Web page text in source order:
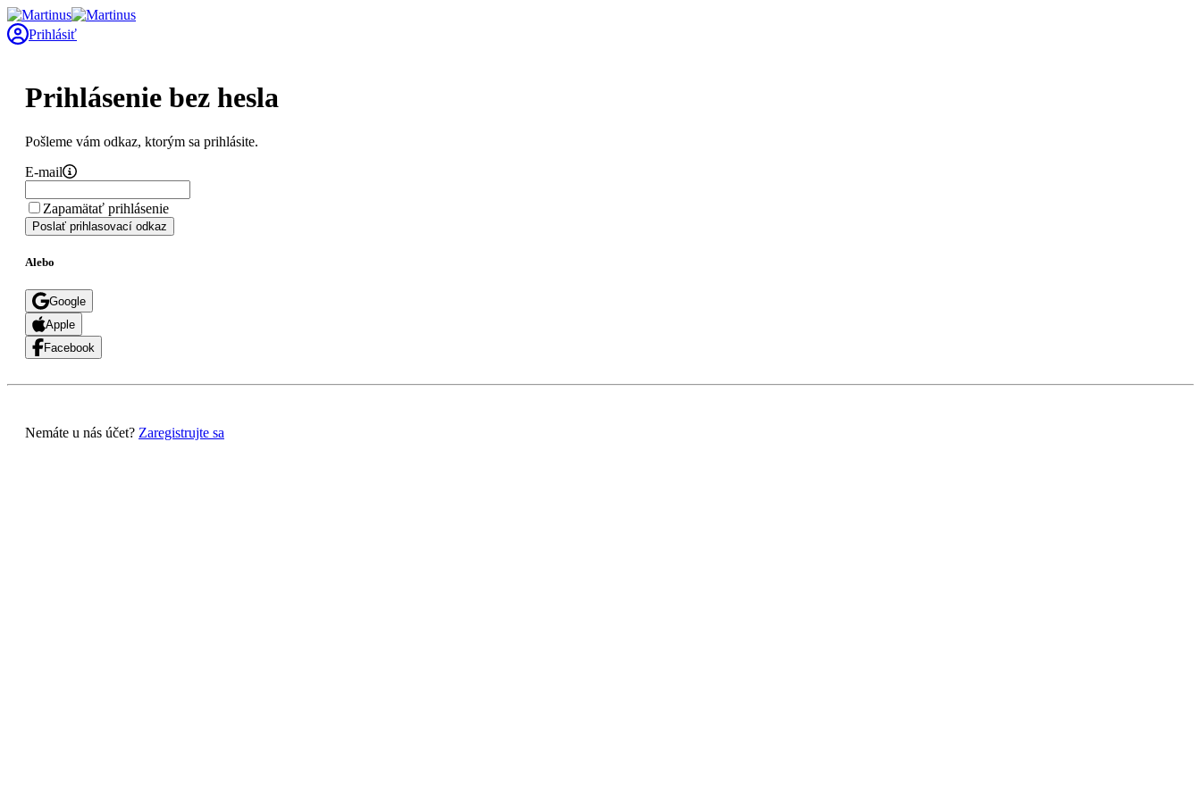
Prihlásiť
Prihlásenie bez hesla
Pošleme vám odkaz, ktorým sa prihlásite.
E-mail
Zapamätať prihlásenie
Poslať prihlasovací odkaz
Alebo
Google
Apple
Facebook
Nemáte u nás účet? Zaregistrujte sa